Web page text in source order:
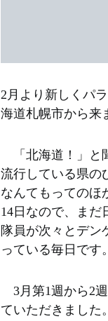
2月より新しくパ
海道札幌市から来
「北海道！」と
流行している県の
なんてもってのほ
14日なので、まだ
隊員が次々とデン
っている毎日です。
3月第1週から2
ていただきました